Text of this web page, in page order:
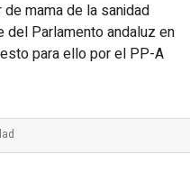
mama de la sanidad
del Parlamento andaluz en
para ello por el PP-A